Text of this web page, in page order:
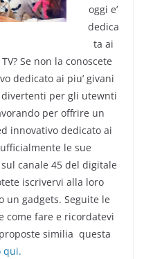
oggi e’
dedica
ta ai
Se non la conoscete
dedicato ai piu’ givani
per gli utewnti
per offrire un
innovativo dedicato ai
le sue
canale 45 del digitale
iscrivervi alla loro
un gadgets. Seguite le
come fare e ricordatevi
similia questa
qui.